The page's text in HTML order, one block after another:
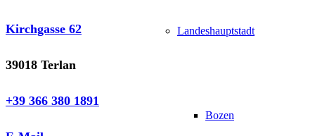
Landeshauptstadt
Bozen
Kirchgasse 62
39018 Terlan
+39 366 380 1891